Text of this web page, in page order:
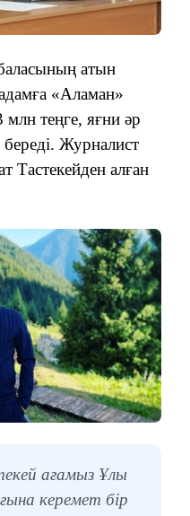
атын
«Аламан»
теңге, яғни әр
Журналист
Тастекейден алған
ағамыз Ұлы
керемет бір